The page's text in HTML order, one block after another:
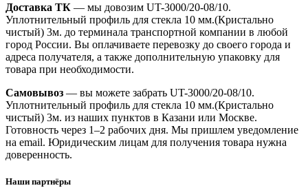
Доставка ТК — мы довозим UT-3000/20-08/10.
Уплотнительный профиль для стекла 10 мм.(Кристально
чистый) 3м. до терминала транспортной компании в любой
город России. Вы оплачиваете перевозку до своего города и
адреса получателя, а также дополнительную упаковку для
товара при необходимости.
Самовывоз — вы можете забрать UT-3000/20-08/10.
Уплотнительный профиль для стекла 10 мм.(Кристально
чистый) 3м. из наших пунктов в Казани или Москве.
Готовность через 1–2 рабочих дня. Мы пришлем уведомление
на email. Юридическим лицам для получения товара нужна
доверенность.
Наши партнёры